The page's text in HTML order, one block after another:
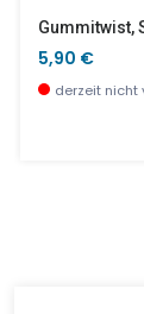
Gummitwist,
5,90 €
derzeit nicht